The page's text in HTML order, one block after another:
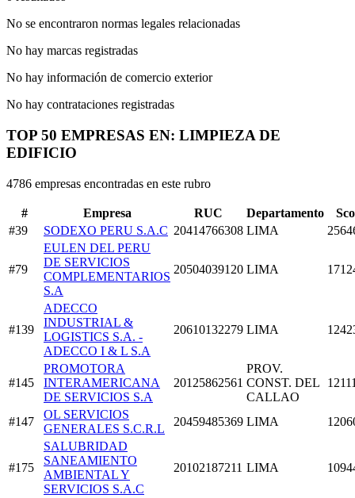
No se encontraron normas legales relacionadas
No hay marcas registradas
No hay información de comercio exterior
No hay contrataciones registradas
TOP 50 EMPRESAS EN: LIMPIEZA DE
EDIFICIO
4786 empresas encontradas en este rubro
# Empresa RUC Departamento
#39
SODEXO PERU S.A.C 20414766308 LIMA
#79
EULEN DEL PERU
DE SERVICIOS
COMPLEMENTARIOS
S.A
20504039120 LIMA
#139
ADECCO
INDUSTRIAL &
LOGISTICS S.A. -
ADECCO I & L S.A
20610132279 LIMA
#145
PROMOTORA
INTERAMERICANA
DE SERVICIOS S.A
20125862561
PROV.
CONST. DEL
CALLAO
#147
OL SERVICIOS
GENERALES S.C.R.L
20459485369 LIMA
#175
SALUBRIDAD
SANEAMIENTO
AMBIENTAL Y
SERVICIOS S.A.C
20102187211 LIMA